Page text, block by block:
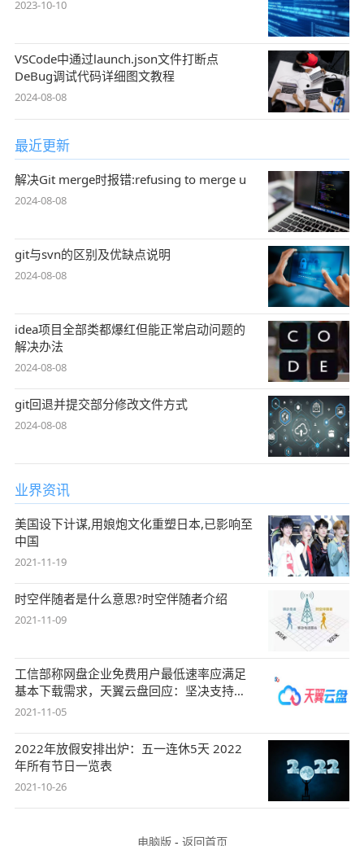
2023-10-10
VSCode中通过launch.json文件打断点
DeBug调试代码详细图文教程
2024-08-08
最近更新
解决Git merge时报错:refusing to merge u
2024-08-08
git与svn的区别及优缺点说明
2024-08-08
idea项目全部类都爆红但能正常启动问题的
解决办法
2024-08-08
git回退并提交部分修改文件方式
2024-08-08
业界资讯
美国设下计谋,用娘炮文化重塑日本,已影响至
中国
2021-11-19
时空伴随者是什么意思?时空伴随者介绍
2021-11-09
工信部称网盘企业免费用户最低速率应满足
基本下载需求，天翼云盘回应：坚决支持，
始终
2021-11-05
2022年放假安排出炉：五一连休5天 2022
年所有节日一览表
2021-10-26
电脑版- 返回首页